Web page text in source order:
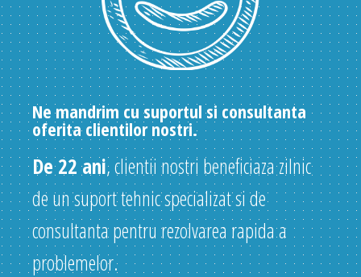
Ne mandrim cu suportul si consultanta
oferita clientilor nostri.
De 22 ani, clientii nostri beneficiaza zilnic
de un suport tehnic specializat si de
consultanta pentru rezolvarea rapida a
problemelor.